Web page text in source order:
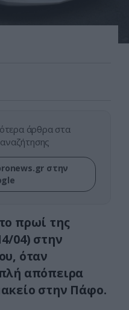
άρθρα στα
στην
πρωί της
04) στην
όταν
απόπειρα
στην Πάφο.